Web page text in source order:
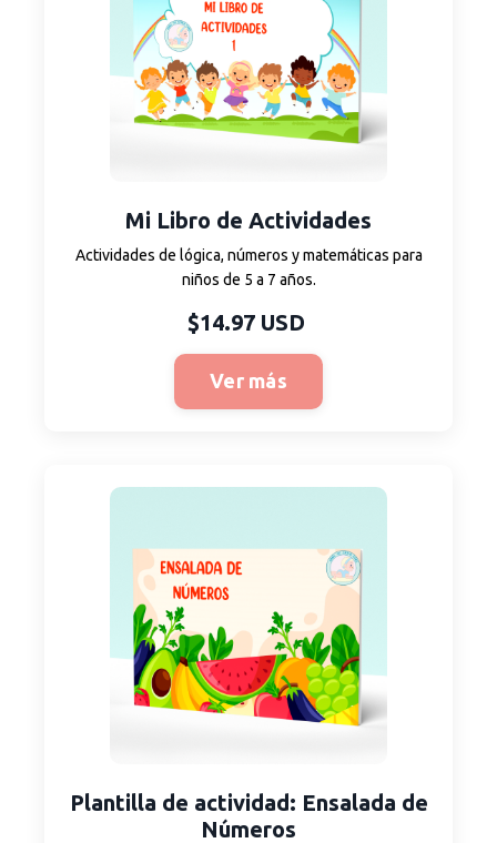
Mi Libro de Actividades
Actividades de lógica, números y matemáticas para
niños de 5 a 7 años.
$14.97 USD
Ver más
Plantilla de actividad: Ensalada de
Números